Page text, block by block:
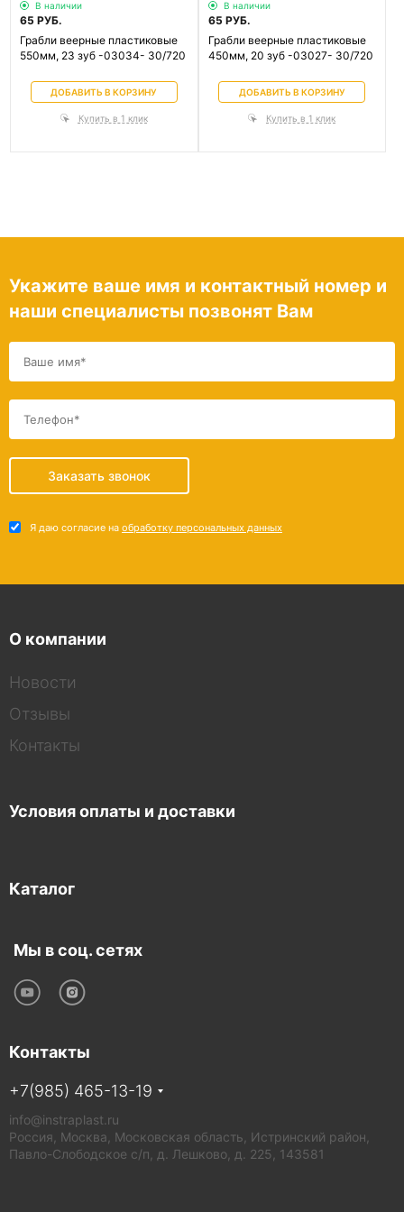
В наличии
65 РУБ.
Грабли веерные пластиковые
550мм, 23 зуб -03034- 30/720
ДОБАВИТЬ В КОРЗИНУ
Купить в 1 клик
В наличии
65 РУБ.
Грабли веерные пластиковые
450мм, 20 зуб -03027- 30/720
ДОБАВИТЬ В КОРЗИНУ
Купить в 1 клик
Укажите ваше имя и контактный номер и
наши специалисты позвонят Вам
Заказать звонок
Я даю согласие на обработку персональных данных
О компании
Новости
Отзывы
Контакты
Условия оплаты и доставки
Каталог
Мы в соц. сетях
Контакты
+7(985) 465-13-19
info@instraplast.ru
Россия, Москва, Московская область, Истринский район,
Павло-Слободское с/п, д. Лешково, д. 225, 143581